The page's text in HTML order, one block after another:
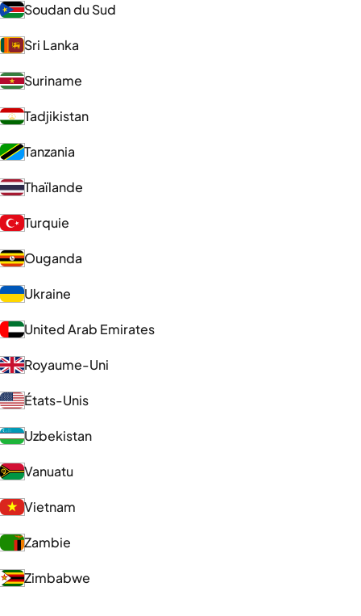
Soudan du Sud
Sri Lanka
Suriname
Tadjikistan
Tanzania
Thaïlande
Turquie
Ouganda
Ukraine
United Arab Emirates
Royaume-Uni
États-Unis
Uzbekistan
Vanuatu
Vietnam
Zambie
Zimbabwe